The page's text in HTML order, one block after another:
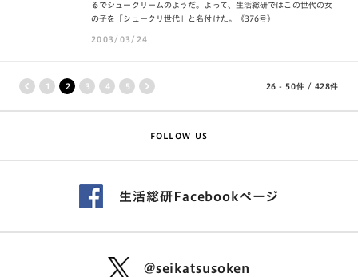
るでシュークリームのようだ。よって、生活総研ではこの世代の女
の子を「シュークリ世代」と名付けた。《376号》
2003/03/24
1 2 3 4 5 26 - 50件 / 428件
FOLLOW US
生活総研Facebookページ
@seikatsusoken